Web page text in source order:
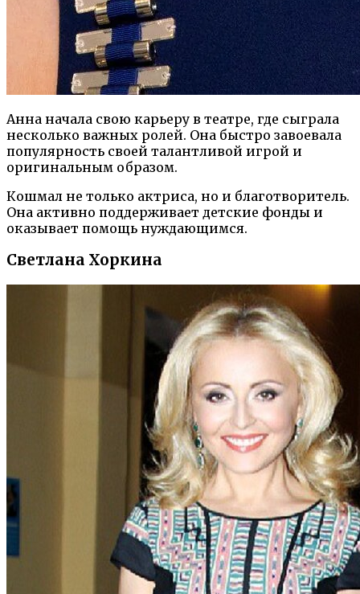
Анна начала свою карьеру в театре, где сыграла
несколько важных ролей. Она быстро завоевала
популярность своей талантливой игрой и
оригинальным образом.
Кошмал не только актриса, но и благотворитель.
Она активно поддерживает детские фонды и
оказывает помощь нуждающимся.
Светлана Хоркина